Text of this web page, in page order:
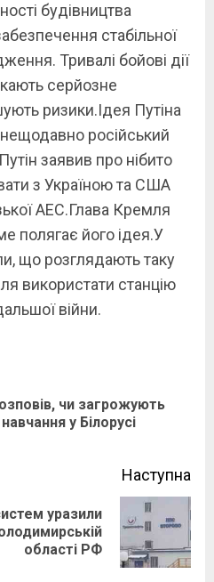
будівництва
стабільної
Тривалі бойові дії
серйозне
ризики.Ідея Путіна
російський
заявив про нібито
з Україною та США
АЕС.Глава Кремля
полягає його ідея.У
що розглядають таку
використати станцію
війни.
чи загрожують
у Білорусі
Наступна
уразили
області РФ